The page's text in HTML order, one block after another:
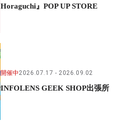
Horaguchi』POP UP STORE
開催中2026.07.17 2026.09.02
INFOLENS GEEK SHOP出張所